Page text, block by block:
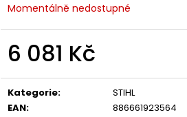
Momentálně nedostupné
6 081 Kč
cena:
Kategorie:
STIHL
EAN: 886661923564
HUSQVARNA